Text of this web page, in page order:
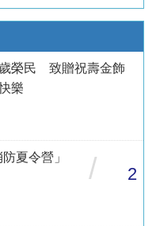
榮民 致贈祝壽金飾
樂
防夏令營」
/ 2